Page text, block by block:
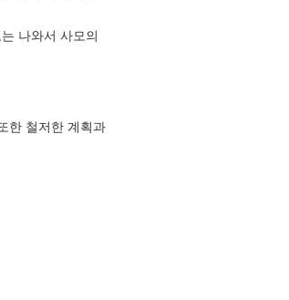
나와서 사모의
한 철저한 계획과